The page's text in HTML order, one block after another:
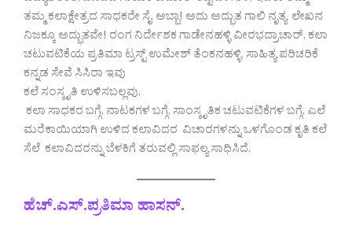
ತಮ್ಮ ಕಲಾಕ್ಷೇತ್ರದ ಸಾಧಕರೇ ಸೈ. ಅಬ್ಬಾ! ಅದು ಅದ್ಭುತ ಗಾಲಿ ನೃತ್ಯ ಲೇಖನ
ನಿಜಕ್ಕೂ ಅದ್ಭುತವೇ! ರಂಗ ನಿರ್ದೇಶಕ ಗಾಡೇನಹಳ್ಳಿ ವೀರಭದ್ರಾಚಾರ್, ಕಲಾ
ಚಟುವಟಿಕೆಯ ಪ್ರತಿಮಾ ಟ್ರಸ್ಟ್ ಉಮೇಶ್ ತೆಂಕನಹಳ್ಳಿ, ಸಾಹಿತ್ಯ ಪರಿಚರಿಕೆ
ಕನ್ನಡ ಸೇವೆ ಸಿಸಿರಾ ಇವು
ಕಲೆ ಸಂಸ್ಕೃತಿ ಉಳಿಸಬಲ್ಲವು.
ಕಲಾ ಸಾಧಕರ ಬಗ್ಗೆ, ನಾಟಕಗಳ ಬಗ್ಗೆ, ಸಾಂಸ್ಕೃತಿಕ ಚಟುವಟಿಕೆಗಳ ಬಗ್ಗೆ, ಎಲೆ
ಮರೆಕಾಯಿಯಾಗಿ ಉಳಿದ ಕಲಾವಿದರ ವಿಚಾರಗಳನ್ನು ಒಳಗೊಂಡ ಕೃತಿ ಕಲೆ
ಸೆಲೆ ಕಲಾವಿದರನ್ನು ಬೆಳಕಿಗೆ ತರುವಲ್ಲಿ ಸಾಫಲ್ಯ ಸಾಧಿಸಿದೆ.
ಹೆಚ್.ಎಸ್.ಪ್ರತಿಮಾ ಹಾಸನ್.